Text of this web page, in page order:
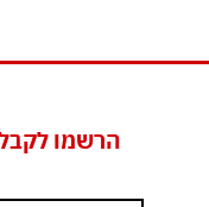
הרשמו